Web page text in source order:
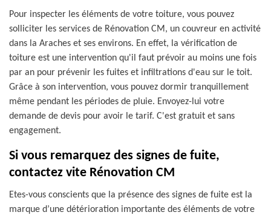
Pour inspecter les éléments de votre toiture, vous pouvez
solliciter les services de Rénovation CM, un couvreur en activité
dans la Araches et ses environs. En effet, la vérification de
toiture est une intervention qu'il faut prévoir au moins une fois
par an pour prévenir les fuites et infiltrations d'eau sur le toit.
Grâce à son intervention, vous pouvez dormir tranquillement
même pendant les périodes de pluie. Envoyez-lui votre
demande de devis pour avoir le tarif. C'est gratuit et sans
engagement.
Si vous remarquez des signes de fuite,
contactez vite Rénovation CM
Etes-vous conscients que la présence des signes de fuite est la
marque d’une détérioration importante des éléments de votre